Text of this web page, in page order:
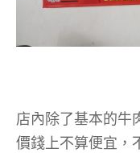
店內除了基本的牛
價錢上不算便宜，